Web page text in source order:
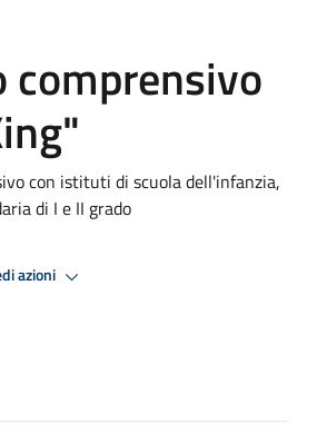
con istituti di scuola dell'infanzia,
di I e II grado
azioni